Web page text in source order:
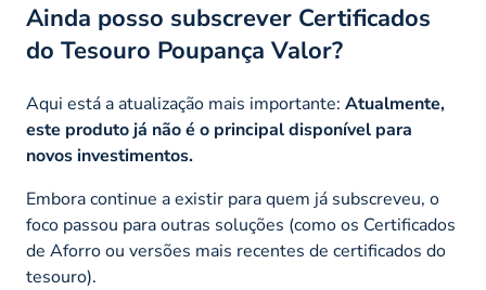
Ainda posso subscrever Certificados
do Tesouro Poupança Valor?
Aqui está a atualização mais importante: Atualmente,
este produto já não é o principal disponível para
novos investimentos.
Embora continue a existir para quem já subscreveu, o
foco passou para outras soluções (como os Certificados
de Aforro ou versões mais recentes de certificados do
tesouro).